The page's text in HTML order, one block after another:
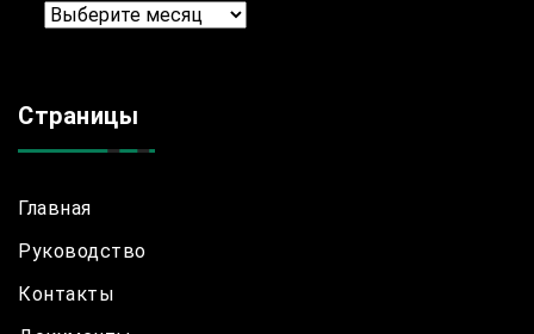
Архив
Страницы
Главная
Руководство
Контакты